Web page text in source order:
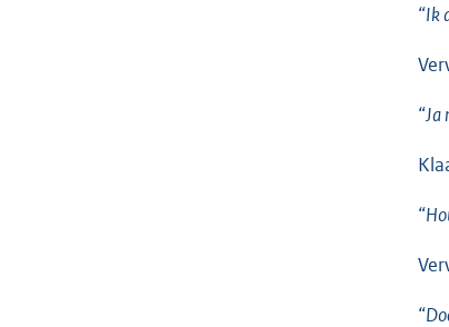
“Ik
“Ja